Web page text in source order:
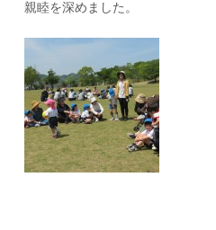
親睦を深めました。